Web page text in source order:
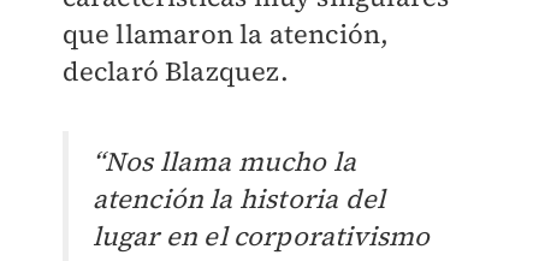
que llamaron la atención,
declaró Blazquez.
“Nos llama mucho la
atención la historia del
lugar en el corporativismo